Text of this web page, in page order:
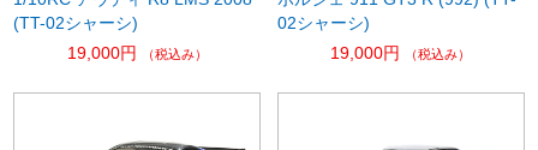
(TT-02シャーシ)
19,000円
（税込み）
02シャーシ)
19,000円
（税込み）